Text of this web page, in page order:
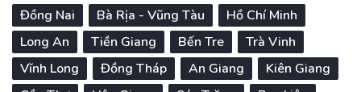
Đồng Nai
Bà Rịa - Vũng Tàu
Hồ Chí Minh
Long An
Tiền Giang Bến Tre
Trà Vinh
Vĩnh Long
Đồng Tháp An Giang
Kiên Giang